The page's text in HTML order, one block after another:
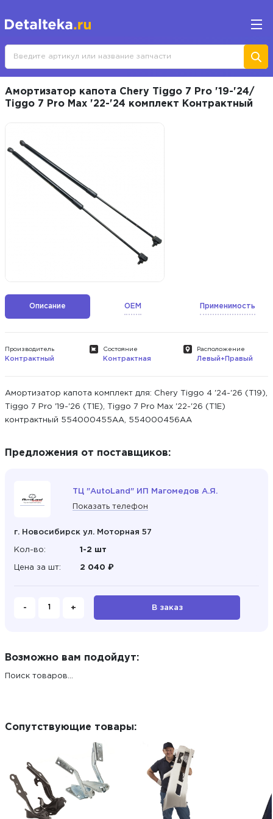
Амортизатор капота Chery Tiggo 7 Pro '19-'24/
Tiggo 7 Pro Max '22-'24 комплект Контрактный
Описание OEM Применимость
Производитель
Контрактный
Состояние
Контрактная
Расположение
Левый+Правый
Амортизатор капота комплект для: Chery Tiggo 4 '24-'26 (T19),
Tiggo 7 Pro '19-'26 (T1E), Tiggo 7 Pro Max '22-'26 (T1E)
контрактный 554000455AA, 554000456AA
Предложения от поставщиков:
ТЦ "AutoLand" ИП Магомедов А.Я.
Показать телефон
г. Новосибирск ул. Моторная 57
Кол-во: 1-2 шт
Цена за шт: 2 040 ₽
- + В заказ
Возможно вам подойдут:
Поиск товаров...
Сопутствующие товары: